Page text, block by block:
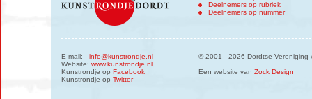
Deelnemers op rubriek
Deelnemers op nummer
E-mail: info@kunstrondje.nl
Website: www.kunstrondje.nl
Kunstrondje op Facebook
Kunstrondje op Twitter
© 2001 - 2026 Dordtse Vereniging
Een website van Zock Design